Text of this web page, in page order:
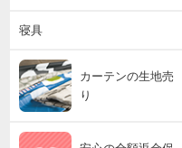
寝具
カーテンの生地売
り